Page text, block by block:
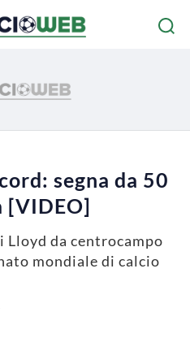
segna da 50
[VIDEO]
da centrocampo
mondiale di calcio